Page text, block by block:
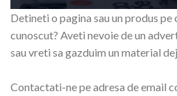
Detineti o pagina sau un produs
cunoscut? Aveti nevoie de un
sau vreti sa gazduim un material
Contactati-ne pe adresa de email